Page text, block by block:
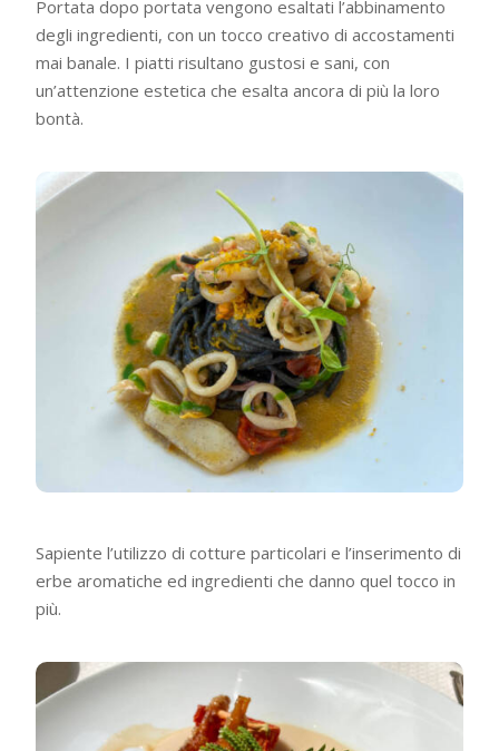
Portata dopo portata vengono esaltati l’abbinamento
degli ingredienti, con un tocco creativo di accostamenti
mai banale. I piatti risultano gustosi e sani, con
un’attenzione estetica che esalta ancora di più la loro
bontà.
Sapiente l’utilizzo di cotture particolari e l’inserimento di
erbe aromatiche ed ingredienti che danno quel tocco in
più.